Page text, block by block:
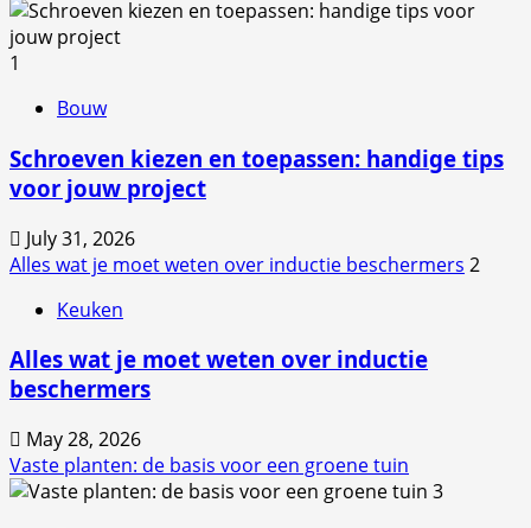
1
Bouw
Schroeven kiezen en toepassen: handige tips
voor jouw project
July 31, 2026
Alles wat je moet weten over inductie beschermers 2
Keuken
Alles wat je moet weten over inductie
beschermers
May 28, 2026
Vaste planten: de basis voor een groene tuin
3